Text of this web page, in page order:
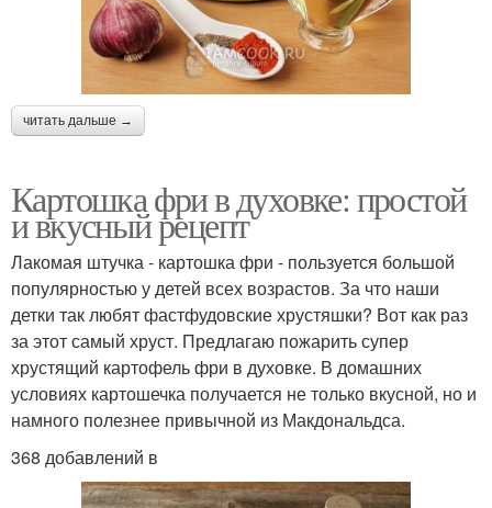
читать дальше →
Картошка фри в духовке: простой
и вкусный рецепт
Лакомая штучка - картошка фри - пользуется большой
популярностью у детей всех возрастов. За что наши
детки так любят фастфудовские хрустяшки? Вот как раз
за этот самый хруст. Предлагаю пожарить супер
хрустящий картофель фри в духовке. В домашних
условиях картошечка получается не только вкусной, но и
намного полезнее привычной из Макдональдса.
368 добавлений в